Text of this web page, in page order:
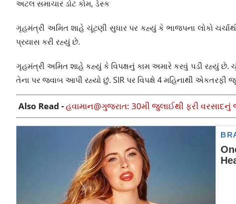
અટલ સમાચાર ડોટ કોમ, ડેસ્ક
ગૃહમંત્રી અમિત શાહે ચૂંટણી સુધાર પર કહ્યું કે ભાજપના લોકો
પ્રયાસ કરી રહ્યું છે.
ગૃહમંત્રી અમિત શાહે કહ્યું કે વિપક્ષનું કામ અમારે કરવું પડી રહ્યું છે.
તેના પર જવાબ આપી રહ્યો છું. SIR પર વિપક્ષે 4 મહિનાથી એકતરફી
Also Read -હવામાન@ગુજરાત: 30મી જુલાઈથી ફરી